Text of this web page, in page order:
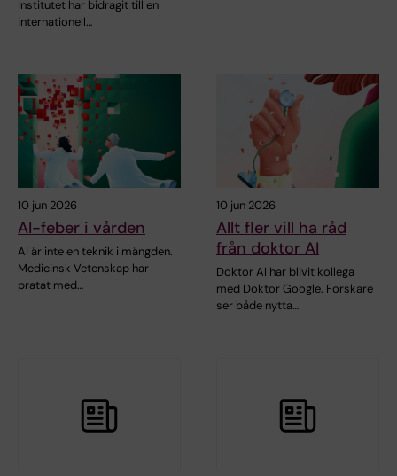
Institutet har bidragit till en
internationell…
10 jun 2026
AI-feber i vården
AI är inte en teknik i mängden.
Medicinsk Vetenskap har
pratat med…
10 jun 2026
Allt fler vill ha råd
från doktor AI
Doktor AI har blivit kollega
med Doktor Google. Forskare
ser både nytta…